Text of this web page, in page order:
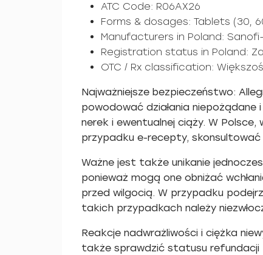
ATC Code: R06AX26
Forms & dosages: Tablets (30,
Manufacturers in Poland:
Registration status in Poland:
OTC / Rx classification:
Najważniejsze bezpieczeństwo:
powodować działania niepożądane
nerek i ewentualnej ciąży. W
przypadku e-recepty, skonsultować
Ważne jest także unikanie
ponieważ mogą one obniżać
przed wilgocią. W przypadku
takich przypadkach należy
Reakcje nadwrażliwości i ciężka
także sprawdzić statusu refundacji